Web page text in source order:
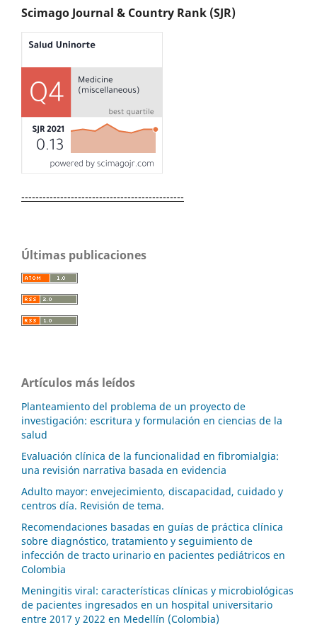
Scimago Journal & Country Rank (SJR)
----------------------------------------------
Últimas publicaciones
Artículos más leídos
Planteamiento del problema de un proyecto de
investigación: escritura y formulación en ciencias de la
salud
Evaluación clínica de la funcionalidad en fibromialgia:
una revisión narrativa basada en evidencia
Adulto mayor: envejecimiento, discapacidad, cuidado y
centros día. Revisión de tema.
Recomendaciones basadas en guías de práctica clínica
sobre diagnóstico, tratamiento y seguimiento de
infección de tracto urinario en pacientes pediátricos en
Colombia
Meningitis viral: características clínicas y microbiológicas
de pacientes ingresados en un hospital universitario
entre 2017 y 2022 en Medellín (Colombia)